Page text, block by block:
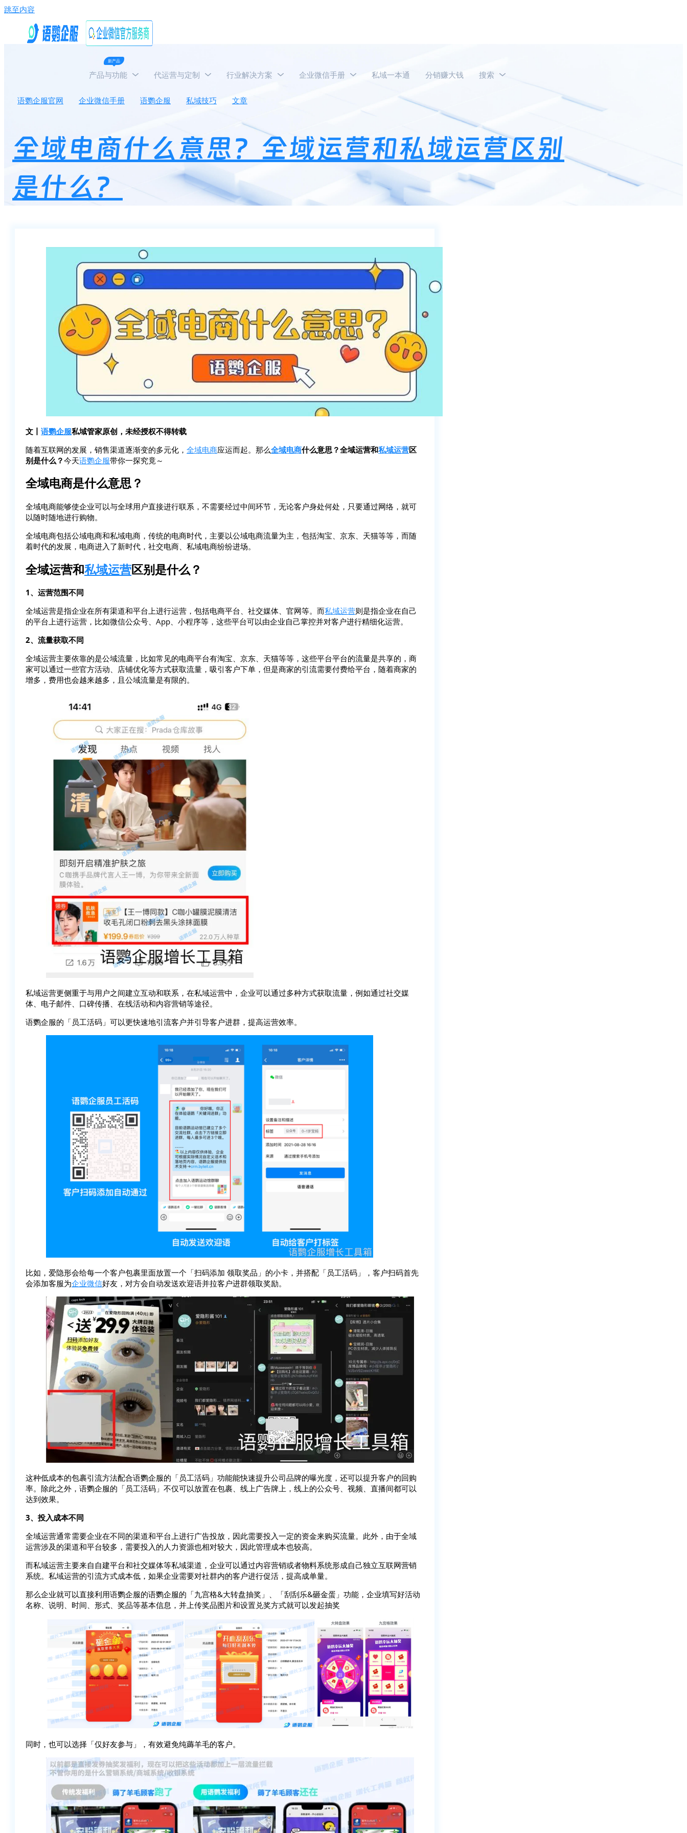
跳至内容
新产品
产品与功能 代运营与定制 行业解决方案 企业微信手册 私域一本通 分销赚大钱 搜索
语鹦企服官网 企业微信手册 语鹦企服 私域技巧 文章 全域电商什么意思？全域运营和私域运营区别是什么？
全域电商什么意思？全域运营和私域运营区别
是什么？
文丨 语鹦企服私域管家原创，未经授权不得转载
随着互联网的发展，销售渠道逐渐变的多元化， 全域电商应运而起。那么全域电商什么意思？全域运营和私域运营区
别是什么？今天语鹦企服带你一探究竟～
全域电商是什么意思？
全域电商能够使企业可以与全球用户直接进行联系，不需要经过中间环节，无论客户身处何处，只要通过网络，就可
以随时随地进行购物。
全域电商包括公域电商和私域电商，传统的电商时代，主要以公域电商流量为主，包括淘宝、京东、天猫等等，而随
着时代的发展，电商进入了新时代，社交电商、私域电商纷纷进场。
全域运营和私域运营区别是什么？
1、运营范围不同
全域运营是指企业在所有渠道和平台上进行运营，包括电商平台、社交媒体、官网等。而私域运营则是指企业在自己
的平台上进行运营，比如微信公众号、App、小程序等，这些平台可以由企业自己掌控并对客户进行精细化运营。
2、流量获取不同
全域运营主要依靠的是公域流量，比如常见的电商平台有淘宝、京东、天猫等等，这些平台平台的流量是共享的，商
家可以通过一些官方活动、店铺优化等方式获取流量，吸引客户下单，但是商家的引流需要付费给平台，随着商家的
增多，费用也会越来越多，且公域流量是有限的。
私域运营更侧重于与用户之间建立互动和联系，在私域运营中，企业可以通过多种方式获取流量，例如通过社交媒
体、电子邮件、口碑传播、在线活动和内容营销等途径。
语鹦企服的「员工活码」可以更快速地引流客户并引导客户进群，提高运营效率。
比如，爱隐形会给每一个客户包裹里面放置一个「扫码添加 领取奖品」的小卡，并搭配「员工活码」，客户扫码首先
会添加客服为企业微信好友，对方会自动发送欢迎语并拉客户进群领取奖励。
这种低成本的包裹引流方法配合语鹦企服的「员工活码」功能能快速提升公司品牌的曝光度，还可以提升客户的回购
率。除此之外，语鹦企服的「员工活码」不仅可以放置在包裹、线上广告牌上，线上的公众号、视频、直播间都可以
达到效果。
3、投入成本不同
全域运营通常需要企业在不同的渠道和平台上进行广告投放，因此需要投入一定的资金来购买流量。此外，由于全域
运营涉及的渠道和平台较多，需要投入的人力资源也相对较大，因此管理成本也较高。
而私域运营主要来自自建平台和社交媒体等私域渠道，企业可以通过内容营销或者物料系统形成自己独立互联网营销
系统。私域运营的引流方式成本低，如果企业需要对社群内的客户进行促活，提高成单量。
那么企业就可以直接利用语鹦企服的语鹦企服的「九宫格&大转盘抽奖」、「刮刮乐&砸金蛋」功能，企业填写好活动
名称、说明、时间、形式、奖品等基本信息，并上传奖品图片和设置兑奖方式就可以发起抽奖
同时，也可以选择「仅好友参与」，有效避免纯薅羊毛的客户。